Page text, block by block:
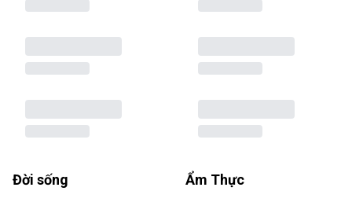
Đời sống Ẩm Thực